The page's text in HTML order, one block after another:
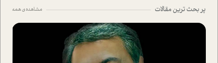
پر بحث ترین مقالات مشاهده ی همه